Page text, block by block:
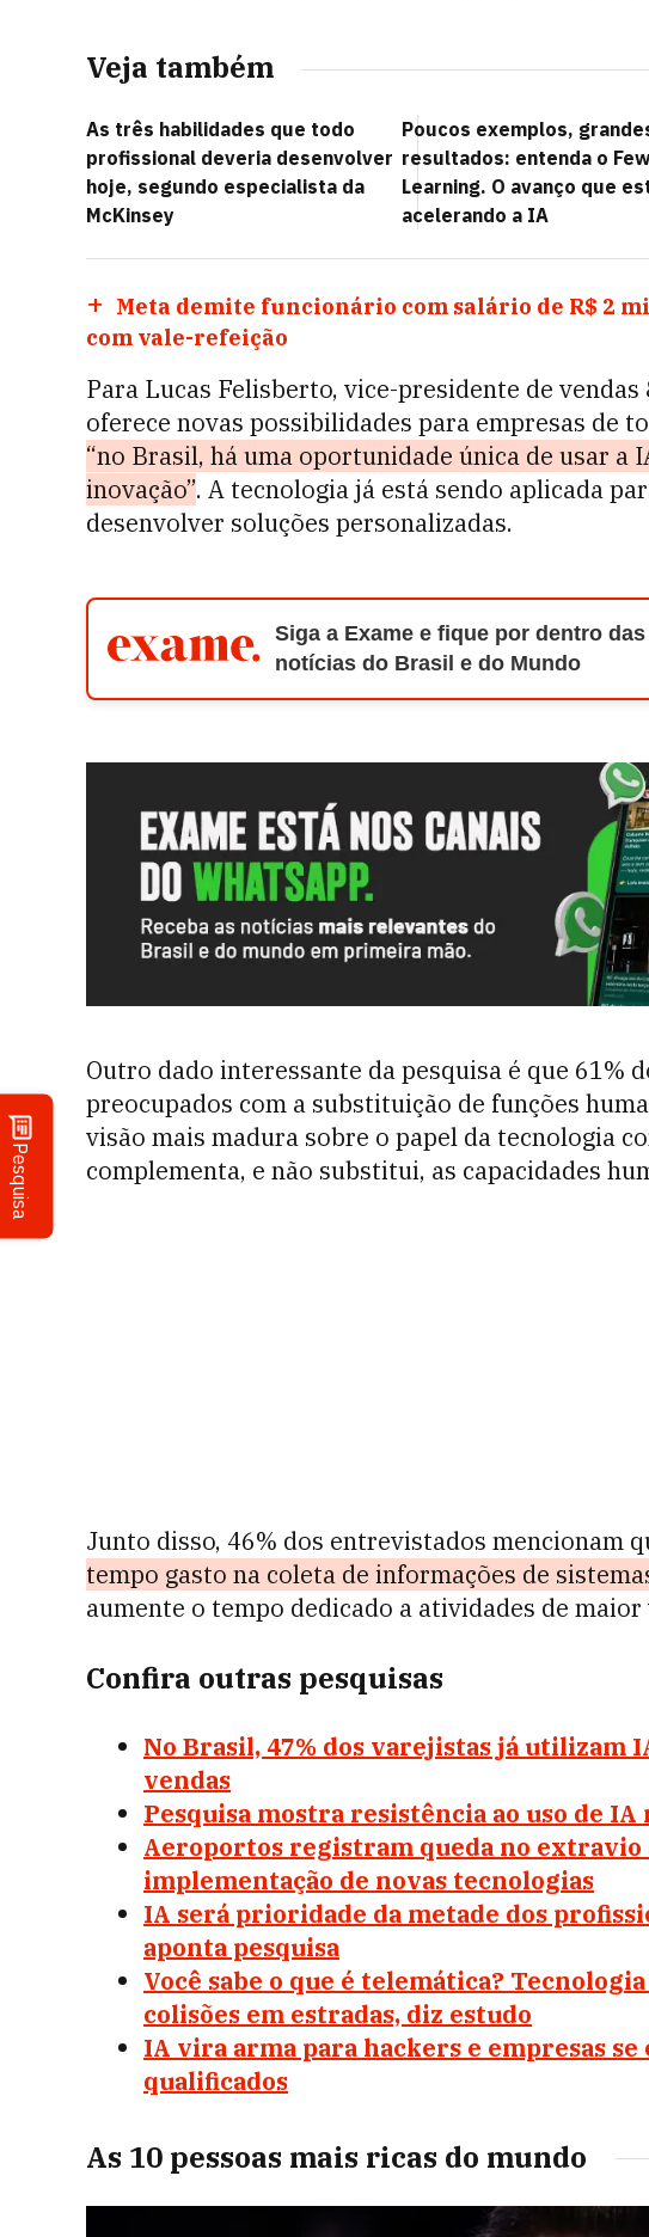
Pesquisa
Veja também
As três habilidades que todo
profissional deveria desenvolver
hoje, segundo especialista da
McKinsey
Poucos exemplos,
resultados: entenda o
Learning. O avanço que
acelerando a IA
Meta demite funcionário com salário de R$ 2
com vale-refeição
Para Lucas Felisberto, vice-presidente de
oferece novas possibilidades para empresas de
“no Brasil, há uma oportunidade única de usar a
inovação”. A tecnologia já está sendo aplicada
desenvolver soluções personalizadas.
Siga a Exame e fique por dentro
notícias do Brasil e do Mundo
Outro dado interessante da pesquisa é que 61%
preocupados com a substituição de funções
visão mais madura sobre o papel da tecnologia
complementa, e não substitui, as capacidades
Junto disso, 46% dos entrevistados mencionam
tempo gasto na coleta de informações de
aumente o tempo dedicado a atividades de maior
Confira outras pesquisas
No Brasil, 47% dos varejistas já utilizam
vendas
Pesquisa mostra resistência ao uso de
Aeroportos registram queda no extravio
implementação de novas tecnologias
IA será prioridade da metade dos
aponta pesquisa
Você sabe o que é telemática?
colisões em estradas, diz estudo
IA vira arma para hackers e empresas
qualificados
As 10 pessoas mais ricas do mundo